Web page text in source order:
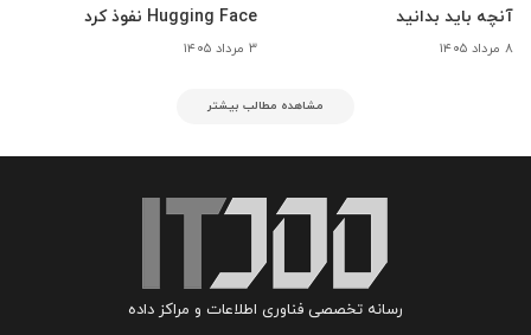
آنچه باید بدانید
۸ مرداد ۱۴۰۵
Hugging Face نفوذ کرد
۳ مرداد ۱۴۰۵
مشاهده مطالب بیشتر
رسانه تخصصی فناوری اطلاعات و مراکز داده